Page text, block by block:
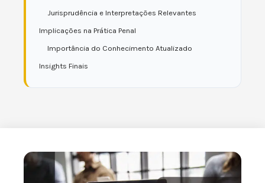
Jurisprudência e Interpretações Relevantes
Implicações na Prática Penal
Importância do Conhecimento Atualizado
Insights Finais